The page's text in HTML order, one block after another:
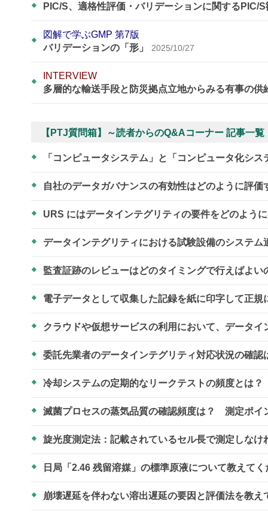
PIC/S、適格性評価・バリデーションに関するPIC/
図解で学ぶGMP 第7版
バリデーションの「形」
2025/10/27
INTERVIEW
多層的な輸送手段と防災拠点立地からみる有事の
【PTJ質問箱】～読者からのQ&Aコーナー 記事一覧
「コンピュータシステム」と「コンピュータ化シ
自社のデータガバナンスの有効性はどのように評
URS にはデータインテグリティの要件をどのよう
データインテグリティにおける試験設備のシステ
監査証跡のレビューはどのタイミングで行えばよい
電子データとして収集した記録を紙に印字して正
クラウドや仮想サービスの利用において、データ
委託先業者のデータインテグリティ対応状況の確
冷却システムの定期的なリークテストの頻度とは？
滅菌プロセスの蒸気品質の確認頻度は？ 測定ポイ
旋光度測定法：記載されているセル長で測定しな
日局「2.46 残留溶媒」の標準原液について教えて
崩壊遅延を伴わない溶出遅延の要因と評価法を教